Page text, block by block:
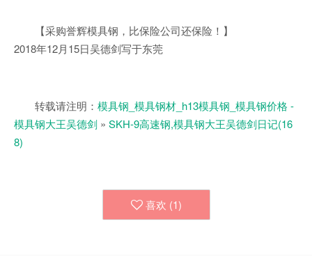
【采购誉辉模具钢，比保险公司还保险！】
2018年12月15日吴德剑写于东莞
转载请注明： 模具钢_模具钢材_h13模具钢_模具钢价格 -
模具钢大王吴德剑 » SKH-9高速钢,模具钢大王吴德剑日记(16
8)
喜欢 (1)